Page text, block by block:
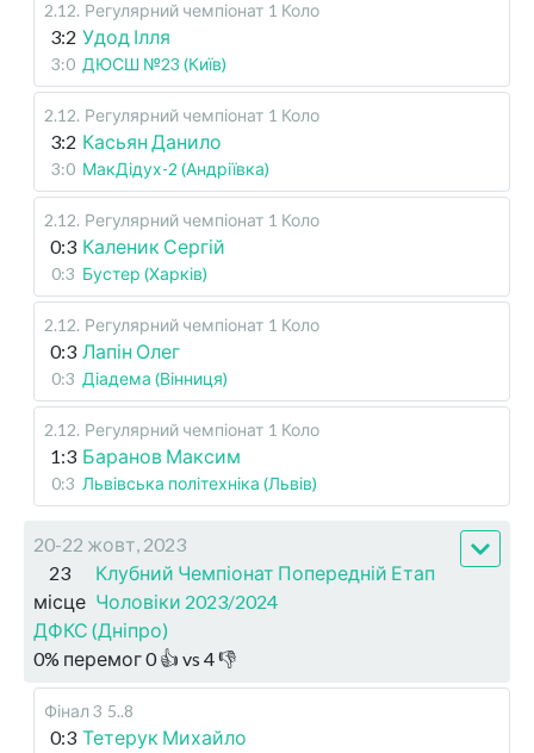
2.12. Регулярний чемпіонат 1 Коло
3:2 Удод Ілля
3:0 ДЮСШ №23 (Київ)
2.12. Регулярний чемпіонат 1 Коло
3:2 Касьян Данило
3:0 МакДідух-2 (Андріївка)
2.12. Регулярний чемпіонат 1 Коло
0:3 Каленик Сергій
0:3 Бустер (Харків)
2.12. Регулярний чемпіонат 1 Коло
0:3 Лапін Олег
0:3 Діадема (Вінниця)
2.12. Регулярний чемпіонат 1 Коло
1:3 Баранов Максим
0:3 Львівська політехніка (Львів)
20-22 жовт, 2023
23
місце
Клубний Чемпіонат Попередній Етап
Чоловіки 2023/2024
ДФКС (Дніпро)
0% перемог0👍 vs 4👎
Фінал 3 5..8
0:3 Тетерук Михайло